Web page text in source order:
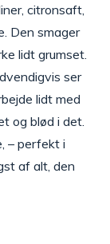
citronsaft,
Den smager
lidt grumset.
ser
lidt med
og blød i det.
– perfekt i
af alt, den